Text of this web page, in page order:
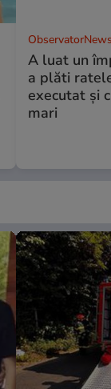
A luat un
a plăti
executat şi
mari